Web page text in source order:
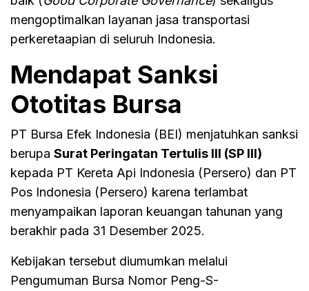
mengoptimalkan layanan jasa transportasi
perkeretaapian di seluruh Indonesia.
Mendapat Sanksi
Ototitas Bursa
PT Bursa Efek Indonesia (BEI) menjatuhkan sanksi
berupa Surat Peringatan Tertulis III (SP III)
kepada PT Kereta Api Indonesia (Persero) dan PT
Pos Indonesia (Persero) karena terlambat
menyampaikan laporan keuangan tahunan yang
berakhir pada 31 Desember 2025.
Kebijakan tersebut diumumkan melalui
Pengumuman Bursa Nomor Peng-S-